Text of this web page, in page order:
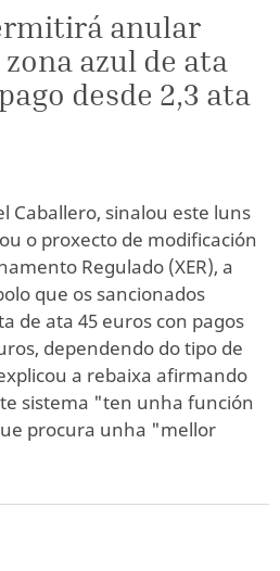
anular
azul de ata
desde 2,3 ata
Caballero, sinalou este luns
o proxecto de modificación
Regulado (XER), a
que os sancionados
de ata 45 euros con pagos
dependendo do tipo de
a rebaixa afirmando
sistema "ten unha función
procura unha "mellor